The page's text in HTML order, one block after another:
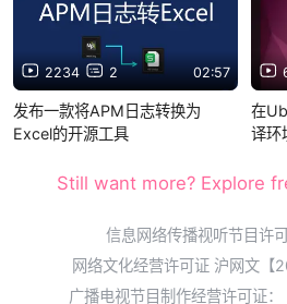
2234 2 02:57
发布一款将APM日志转换为
Excel的开源工具
在
译环
Still want more? Explore
信息网络传播视听节目许
网络文化经营许可证 沪网文
广播电视节目制作经营许可证